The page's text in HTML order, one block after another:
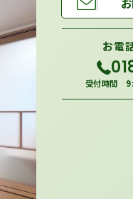
お電
受付時間